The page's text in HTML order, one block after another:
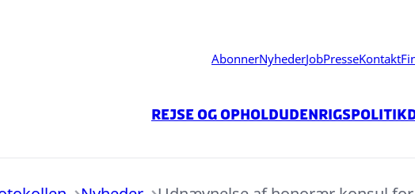
AbonnerNyhederJobPresseKontakt
Rejse og opholdUdenrigspolitik